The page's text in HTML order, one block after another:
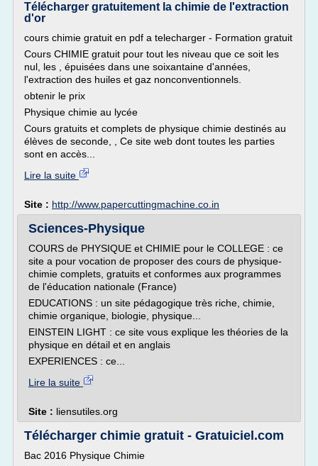
Télécharger gratuitement la chimie de l'extraction
d'or
cours chimie gratuit en pdf a telecharger - Formation gratuit
Cours CHIMIE gratuit pour tout les niveau que ce soit les
nul, les , épuisées dans une soixantaine d'années,
l'extraction des huiles et gaz nonconventionnels.
obtenir le prix
Physique chimie au lycée
Cours gratuits et complets de physique chimie destinés au
élèves de seconde, , Ce site web dont toutes les parties
sont en accès...
Lire la suite
Site : http://www.papercuttingmachine.co.in
Sciences-Physique
COURS de PHYSIQUE et CHIMIE pour le COLLEGE : ce
site a pour vocation de proposer des cours de physique-
chimie complets, gratuits et conformes aux programmes
de l'éducation nationale (France)
EDUCATIONS : un site pédagogique très riche, chimie,
chimie organique, biologie, physique...
EINSTEIN LIGHT : ce site vous explique les théories de la
physique en détail et en anglais
EXPERIENCES : ce...
Lire la suite
Site : liensutiles.org
Télécharger chimie gratuit - Gratuiciel.com
Bac 2016 Physique Chimie